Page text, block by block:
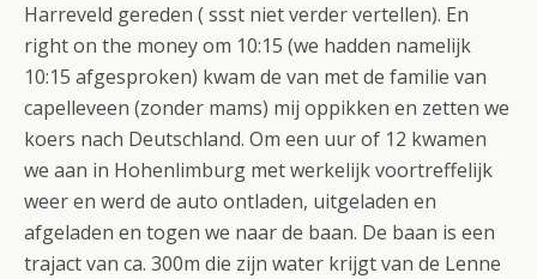
Harreveld gereden ( ssst niet verder vertellen). En
right on the money om 10:15 (we hadden namelijk
10:15 afgesproken) kwam de van met de familie van
capelleveen (zonder mams) mij oppikken en zetten we
koers nach Deutschland. Om een uur of 12 kwamen
we aan in Hohenlimburg met werkelijk voortreffelijk
weer en werd de auto ontladen, uitgeladen en
afgeladen en togen we naar de baan. De baan is een
trajact van ca. 300m die zijn water krijgt van de Lenne